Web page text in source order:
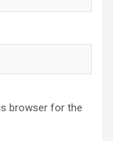
browser for the